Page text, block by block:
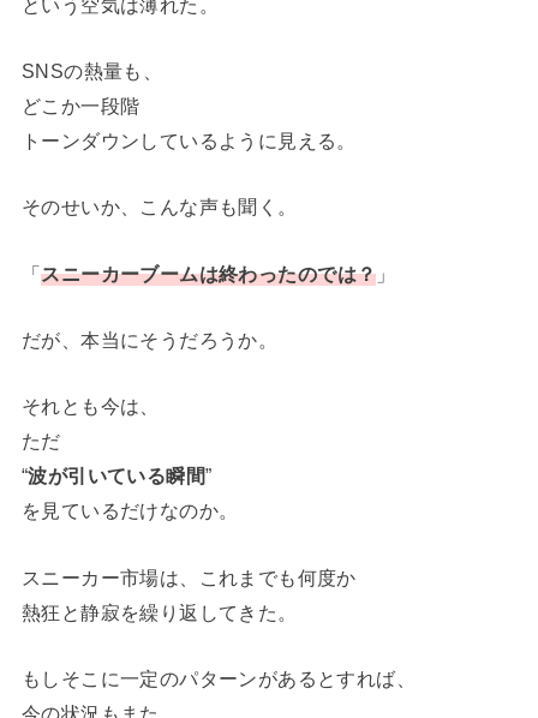
という空気は薄れた。
SNSの熱量も、
どこか一段階
トーンダウンしているように見える。
そのせいか、こんな声も聞く。
「スニーカーブームは終わったのでは？ 」
だが、本当にそうだろうか。
それとも今は、
ただ
“波が引いている瞬間”
を見ているだけなのか。
スニーカー市場は、これまでも何度か
熱狂と静寂を繰り返してきた。
もしそこに一定のパターンがあるとすれば、
今の状況もまた、